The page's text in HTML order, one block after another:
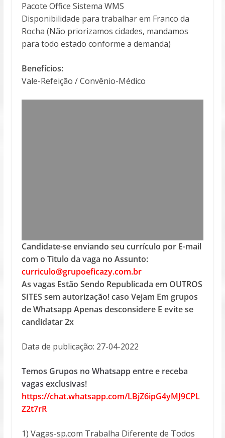
Pacote Office Sistema WMS
Disponibilidade para trabalhar em Franco da
Rocha (Não priorizamos cidades, mandamos
para todo estado conforme a demanda)
Benefícios:
Vale-Refeição / Convênio-Médico
Candidate-se enviando seu currículo por E-mail
com o Titulo da vaga no Assunto:
curriculo@grupoeficazy.com.br
As vagas Estão Sendo Republicada em OUTROS
SITES sem autorização! caso Vejam Em grupos
de Whatsapp Apenas desconsidere E evite se
candidatar 2x
Data de publicação: 27-04-2022
Temos Grupos no Whatsapp entre e receba
vagas exclusivas!
https://chat.whatsapp.com/LBjZ6ipG4yMJ9CPL
Z2t7rR
1) Vagas-sp.com Trabalha Diferente de Todos